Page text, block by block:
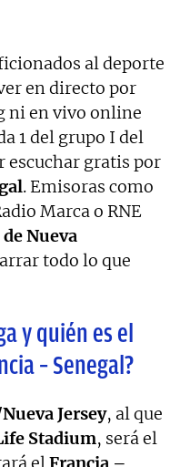
al deporte
en directo por
ni en vivo online
1 del grupo I del
escuchar gratis por
. Emisoras como
Marca o RNE
Nueva
todo lo que
y quién es el
– Senegal?
Jersey, al que
Stadium, será el